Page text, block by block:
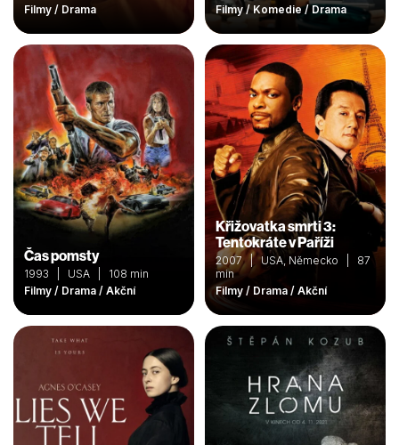
Filmy / Drama
Filmy / Komedie / Drama
Čas pomsty
1993 | USA | 108 min
Filmy / Drama / Akční
Křižovatka smrti 3:
Tentokráte v Paříži
2007 | USA, Německo | 87
min
Filmy / Drama / Akční